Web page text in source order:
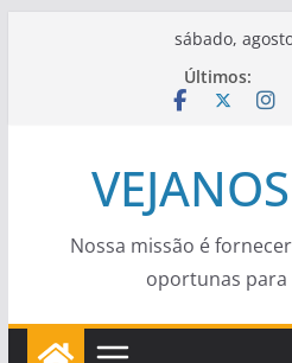
sábado,
Últimos:
Nossa missão é
oportunas para